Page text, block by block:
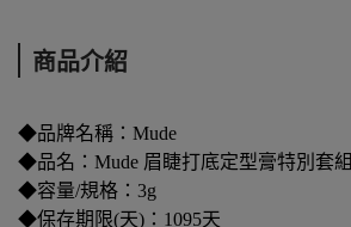
商品介紹
◆品牌名稱：Mude
◆品名：Mude 眉睫打底定型膏特別套組
◆容量/規格：3g
◆保存期限(天)：1095天